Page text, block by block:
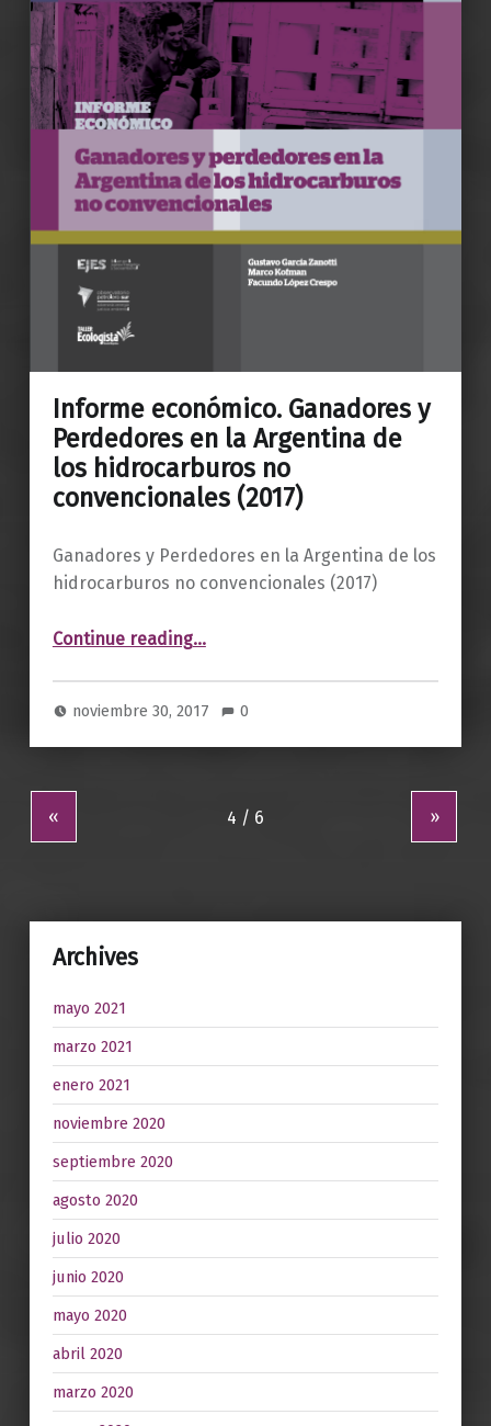
Informe económico. Ganadores y
Perdedores en la Argentina de
los hidrocarburos no
convencionales (2017)
Ganadores y Perdedores en la Argentina de los
hidrocarburos no convencionales (2017)
Continue reading“Informe económico. Ganadores y Perdedores en la Argentina de los hidrocarburos no convencionales (2017)”
…
noviembre 30, 2017 0
« »
Archives
mayo 2021
marzo 2021
enero 2021
noviembre 2020
septiembre 2020
agosto 2020
julio 2020
junio 2020
mayo 2020
abril 2020
marzo 2020